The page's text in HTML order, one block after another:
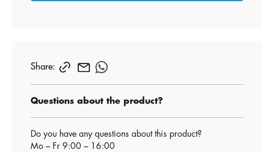
Share:
Questions about the product?
Do you have any questions about this product?
Mo – Fr 9:00 – 16:00